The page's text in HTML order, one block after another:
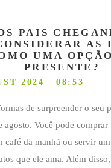
PAIS
AS
UMA
PRESENTE?
2024 | 08:53
de surpreender o seu
agosto. Você pode comprar
café da manhã ou servir
que ele ama. Além